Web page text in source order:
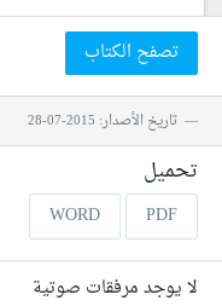
تصفح الكتاب
تاريخ الأصدار: 2015-07-28
تحميل
PDF
WORD
لا يوجد مرفقات صوتية